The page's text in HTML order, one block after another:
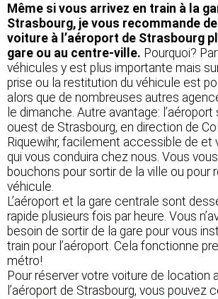
Même si vous arrivez en train à la
Strasbourg, je vous recommande
voiture à l’aéroport de Strasbourg
gare ou au centre-ville. Pourquoi?
véhicules y est plus importante mais
prise ou la restitution du véhicule est
alors que de nombreuses autres
le dimanche. Autre avantage:
ouest de Strasbourg, en direction de
Riquewihr, facilement accessible de et
qui vous conduira chez nous. Vous
bouchons pour sortir de la ville ou pour
véhicule.
L’aéroport et la gare centrale sont
rapide plusieurs fois par heure. Vous
besoin de sortir de la gare pour vous
train pour l’aéroport. Cela fonctionne
métro!
Pour réserver votre voiture de location
l’aéroport de Strasbourg, vous pouvez